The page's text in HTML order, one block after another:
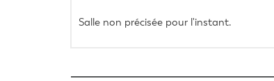
Salle non précisée pour l'instant.